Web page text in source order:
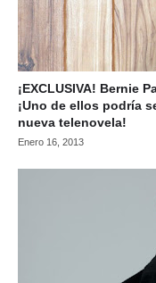
¡EXCLUSIVA! Bernie
¡Uno de ellos podría
nueva telenovela!
Enero 16, 2013